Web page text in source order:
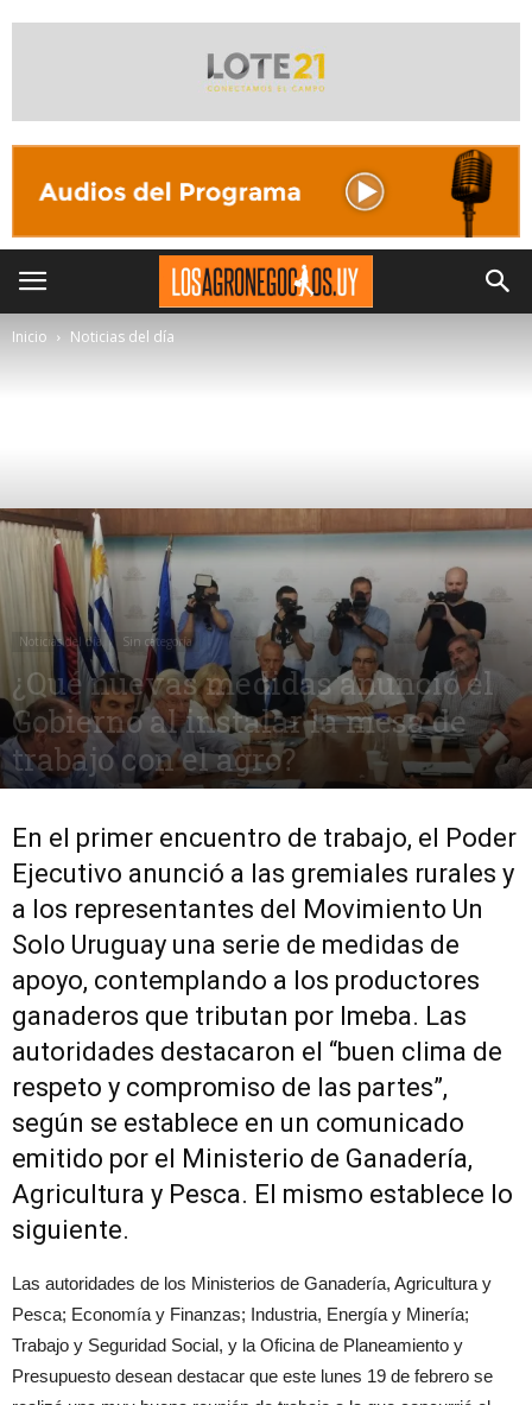
Inicio Noticias del día
Noticias del día Sin categoría
¿Qué nuevas medidas anunció el
Gobierno al instalar la mesa de
trabajo con el agro?
En el primer encuentro de trabajo, el Poder
Ejecutivo anunció a las gremiales rurales y
a los representantes del Movimiento Un
Solo Uruguay una serie de medidas de
apoyo, contemplando a los productores
ganaderos que tributan por Imeba. Las
autoridades destacaron el “buen clima de
respeto y compromiso de las partes”,
según se establece en un comunicado
emitido por el Ministerio de Ganadería,
Agricultura y Pesca. El mismo establece lo
siguiente.
Las autoridades de los Ministerios de Ganadería, Agricultura y
Pesca; Economía y Finanzas; Industria, Energía y Minería;
Trabajo y Seguridad Social, y la Oficina de Planeamiento y
Presupuesto desean destacar que este lunes 19 de febrero se